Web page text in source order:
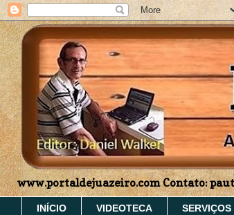
www.portaldejuazeiro.com Contato:
INÍCIO VIDEOTECA SERVIÇOS